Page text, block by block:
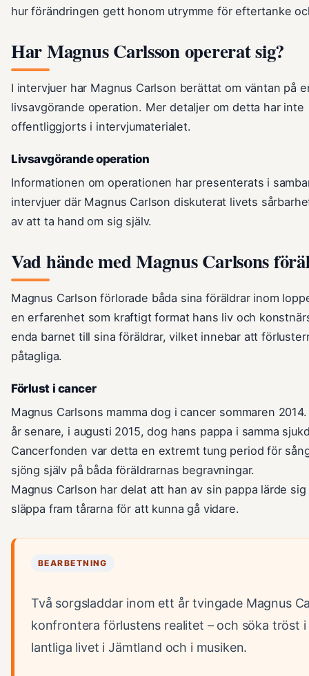
hur förändringen gett honom utrymme för eftertanke
Har Magnus Carlsson opererat sig?
I intervjuer har Magnus Carlson berättat om väntan på
livsavgörande operation. Mer detaljer om detta har inte
offentliggjorts i intervjumaterialet.
Livsavgörande operation
Informationen om operationen har presenterats i
intervjuer där Magnus Carlson diskuterat livets
av att ta hand om sig själv.
Vad hände med Magnus Carlsons
Magnus Carlson förlorade båda sina föräldrar inom
en erfarenhet som kraftigt format hans liv och
enda barnet till sina föräldrar, vilket innebar att
påtagliga.
Förlust i cancer
Magnus Carlsons mamma dog i cancer sommaren
år senare, i augusti 2015, dog hans pappa i samma
Cancerfonden var detta en extremt tung period för
sjöng själv på båda föräldrarnas begravningar.
Magnus Carlson har delat att han av sin pappa lärde
släppa fram tårarna för att kunna gå vidare.
BEARBETNING
Två sorgsladdar inom ett år tvingade Magnus
konfrontera förlustens realitet – och söka tröst i
lantliga livet i Jämtland och i musiken.